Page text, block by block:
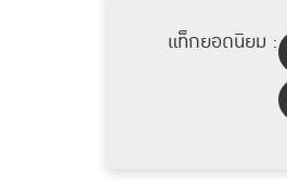
แท็กยอดนิยม :